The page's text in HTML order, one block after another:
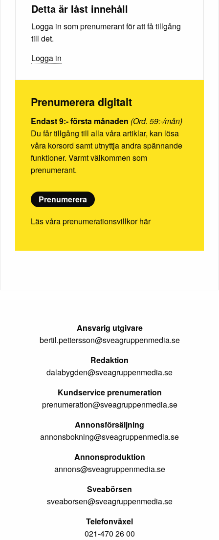
Detta är låst innehåll
Logga in som prenumerant för att få tillgång
till det.
Logga in
Prenumerera digitalt
Endast 9:- första månaden (Ord. 59:-/mån)
Du får tillgång till alla våra artiklar, kan lösa
våra korsord samt utnyttja andra spännande
funktioner. Varmt välkommen som
prenumerant.
Prenumerera
Läs våra prenumerationsvillkor här
Ansvarig utgivare
bertil.pettersson@sveagruppenmedia.se
Redaktion
dalabygden@sveagruppenmedia.se
Kundservice prenumeration
prenumeration@sveagruppenmedia.se
Annonsförsäljning
annonsbokning@sveagruppenmedia.se
Annonsproduktion
annons@sveagruppenmedia.se
Sveabörsen
sveaborsen@sveagruppenmedia.se
Telefonväxel
021-470 26 00